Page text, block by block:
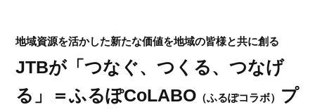
地域資源を活かした新たな価値を地域の皆様と共に創る
JTBが「つなぐ、つくる、つなげ
る」＝ふるぽCoLABO （ふるぽコラボ） プ